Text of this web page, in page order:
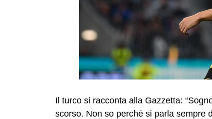
Il turco si racconta alla Gazzetta:
scorso. Non so perché si parla sempre